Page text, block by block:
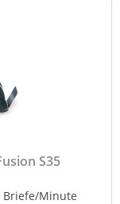
S35
Briefe/Minute